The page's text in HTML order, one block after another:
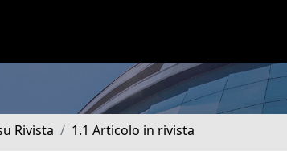
Rivista 1.1 Articolo in rivista